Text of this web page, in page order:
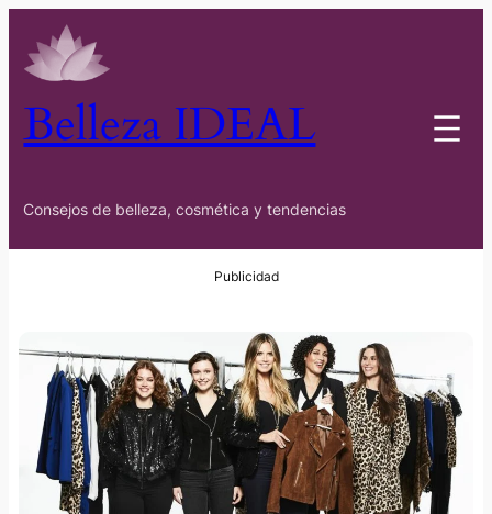
Belleza IDEAL
Consejos de belleza, cosmética y tendencias